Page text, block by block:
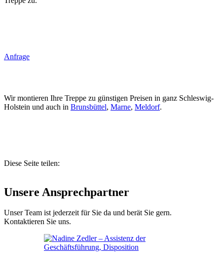
Anfrage
Wir montieren Ihre Treppe zu günstigen Preisen in ganz Schleswig-
Holstein und auch in Brunsbüttel, Marne, Meldorf.
Diese Seite teilen:
Unsere Ansprechpartner
Unser Team ist jederzeit für Sie da und berät Sie gern.
Kontaktieren Sie uns.